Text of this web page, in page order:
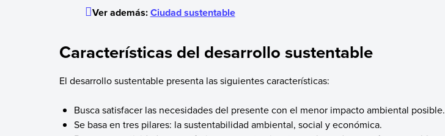
Ver además:Ciudad sustentable
Características del desarrollo sustentable
El desarrollo sustentable presenta las siguientes características:
Busca satisfacer las necesidades del presente con el menor impacto ambiental posible.
Se basa en tres pilares: la sustentabilidad ambiental, social y económica.